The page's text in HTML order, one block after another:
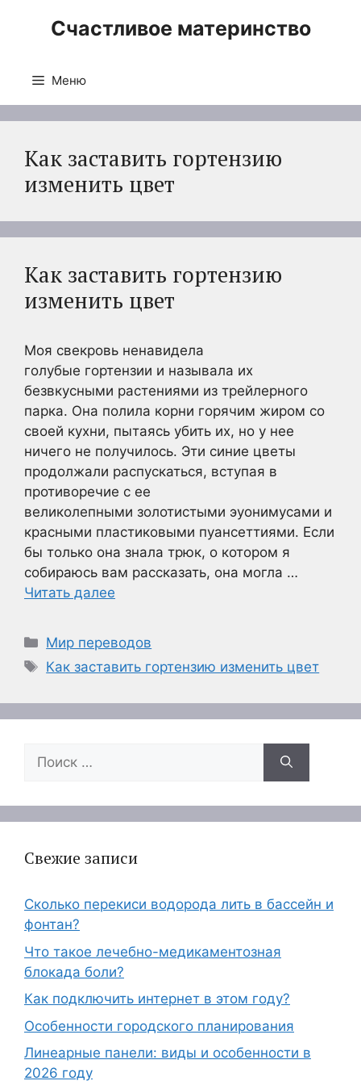
Счастливое материнство
Меню
Как заставить гортензию
изменить цвет
Как заставить гортензию
изменить цвет
Моя свекровь ненавидела
голубые гортензии и называла их
безвкусными растениями из трейлерного
парка. Она полила корни горячим жиром со
своей кухни, пытаясь убить их, но у нее
ничего не получилось. Эти синие цветы
продолжали распускаться, вступая в
противоречие с ее
великолепными золотистыми эуонимусами и
красными пластиковыми пуансеттиями. Если
бы только она знала трюк, о котором я
собираюсь вам рассказать, она могла …
Читать далее
Рубрики
Мир переводов
Метки
Как заставить гортензию изменить цвет
Поиск:
Свежие записи
Сколько перекиси водорода лить в бассейн и
фонтан?
Что такое лечебно-медикаментозная
блокада боли?
Как подключить интернет в этом году?
Особенности городского планирования
Линеарные панели: виды и особенности в
2026 году